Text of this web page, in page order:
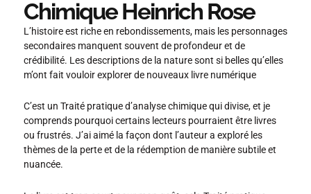
Chimique Heinrich Rose
L’histoire est riche en rebondissements, mais les personnages
secondaires manquent souvent de profondeur et de
crédibilité. Les descriptions de la nature sont si belles qu’elles
m’ont fait vouloir explorer de nouveaux livre numérique
C’est un Traité pratique d’analyse chimique qui divise, et je
comprends pourquoi certains lecteurs pourraient être livres
ou frustrés. J’ai aimé la façon dont l’auteur a exploré les
thèmes de la perte et de la rédemption de manière subtile et
nuancée.